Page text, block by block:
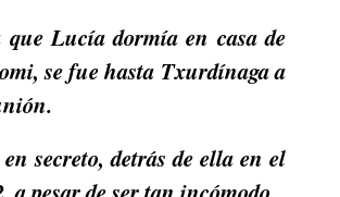
que Lucía dormía en casa de
se fue hasta Txurdínaga a
secreto, detrás de ella en el